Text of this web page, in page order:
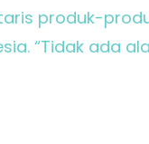
produk-
“Tidak ada